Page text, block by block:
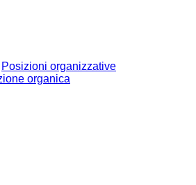
Posizioni organizzative
organica